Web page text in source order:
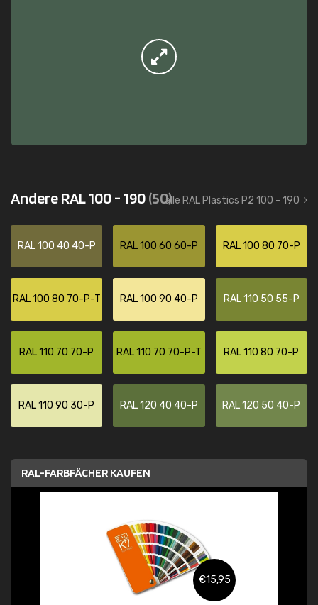
Andere RAL 100 - 190(50)alle RAL Plastics P2 100 - 190
RAL 100 40 40-P RAL 100 60 60-P RAL 100 80 70-P
RAL 100 80 70-P-T RAL 100 90 40-P RAL 110 50 55-P
RAL 110 70 70-P RAL 110 70 70-P-T RAL 110 80 70-P
RAL 110 90 30-P RAL 120 40 40-P RAL 120 50 40-P
RAL-FARBFÄCHER KAUFEN
€15,95